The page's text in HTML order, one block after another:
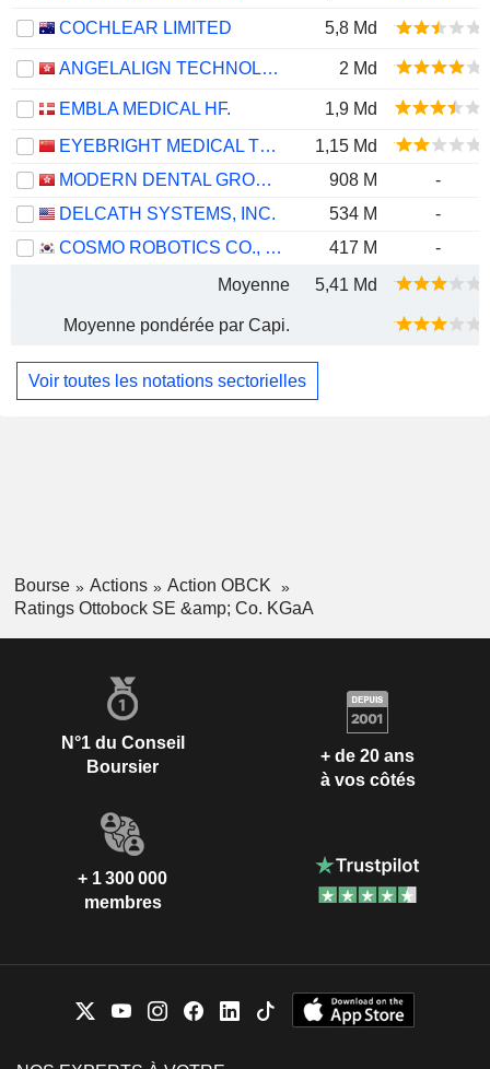
COCHLEAR LIMITED 5,8 Md
ANGELALIGN TECHNOLOGY INC. 2 Md
EMBLA MEDICAL HF.
1,9 Md
EYEBRIGHT MEDICAL TECHNOLOGY (BEIJING) CO., LTD.
1,15 Md
MODERN DENTAL GROUP LIMITED
908 M
-
DELCATH SYSTEMS, INC.
534 M
-
COSMO ROBOTICS CO., LTD.
417 M
-
Moyenne
5,41 Md
Moyenne pondérée par Capi.
Voir toutes les notations sectorielles
Bourse Actions
Action OBCK
Ratings Ottobock SE &amp; Co. KGaA
N°1 du Conseil
Boursier
+ de 20 ans
à vos côtés
+ 1 300 000
membres